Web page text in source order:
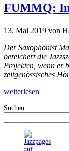
FUMMQ:
13. Mai 2019 von
Der Saxophonist
bereichert die
Projekten, wenn er
zeitgenössisches
weiterlesen
Suchen